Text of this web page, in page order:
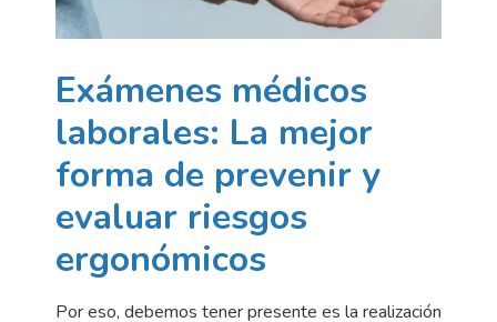
Exámenes médicos
laborales: La mejor
forma de prevenir y
evaluar riesgos
ergonómicos
Por eso, debemos tener presente es la realización